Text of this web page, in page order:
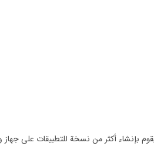
بإنشاء أكثر من نسخة للتطبيقات على